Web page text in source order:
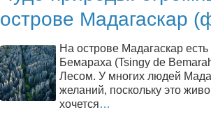
острове Мадагаскар
На острове Мадагаскар
Бемараха (Tsingy de
Лесом. У многих людей
желаний, поскольку это
хочется…